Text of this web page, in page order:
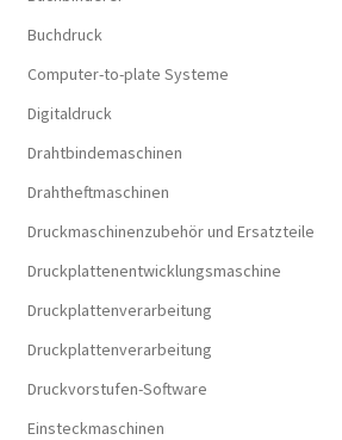
Buchdruck
Computer-to-plate Systeme
Digitaldruck
Drahtbindemaschinen
Drahtheftmaschinen
Druckmaschinenzubehör und Ersatzteile
Druckplattenentwicklungsmaschine
Druckplattenverarbeitung
Druckplattenverarbeitung
Druckvorstufen-Software
Einsteckmaschinen